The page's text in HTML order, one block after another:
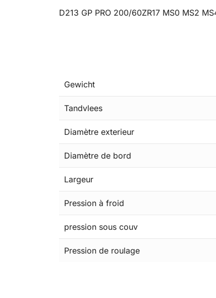
D213 GP PRO 200/60ZR17 MS0 MS2
Gewicht
Tandvlees
Diamètre exterieur
Diamètre de bord
Largeur
Pression à froid
pression sous couv
Pression de roulage